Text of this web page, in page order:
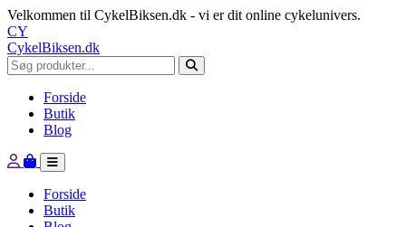
Velkommen til CykelBiksen.dk - vi er dit online cykelunivers.
CY
CykelBiksen.dk
Forside
Butik
Blog
Forside
Butik